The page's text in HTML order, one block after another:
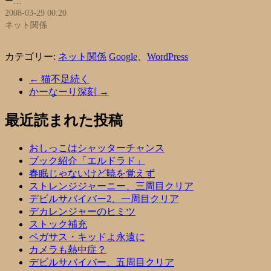
2008-03-29 00:20
ネット関係
カテゴリー: ネット関係 Google WordPress
← 猫不足続く
かーなーり深刻
→
最近読まれた投稿
おしっこはシャッターチャンス
ブック紹介「エルドラド」
春眠じゃないけど暁を覚えず
ストレンジジャーニー、三周目クリア
デビルサバイバー2、一周目クリア
デカレンジャーのヒミツ
ストック補充
ペガサス・キッドよ永遠に
カメラも熱中症？
デビルサバイバー、五周目クリア